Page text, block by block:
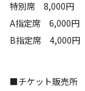
特別席 8,000円
A指定席 6,000円
B指定席 4,000円
■チケット販売所